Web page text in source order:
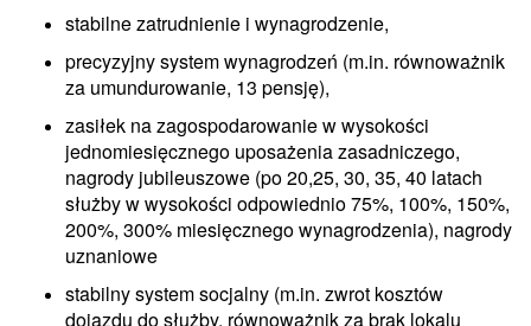
stabilne zatrudnienie i wynagrodzenie,
precyzyjny system wynagrodzeń (m.in. równoważnik
za umundurowanie, 13 pensję),
zasiłek na zagospodarowanie w wysokości
jednomiesięcznego uposażenia zasadniczego,
nagrody jubileuszowe (po 20,25, 30, 35, 40 latach
służby w wysokości odpowiednio 75%, 100%, 150%,
200%, 300% miesięcznego wynagrodzenia), nagrody
uznaniowe
stabilny system socjalny (m.in. zwrot kosztów
dojazdu do służby, równoważnik za brak lokalu